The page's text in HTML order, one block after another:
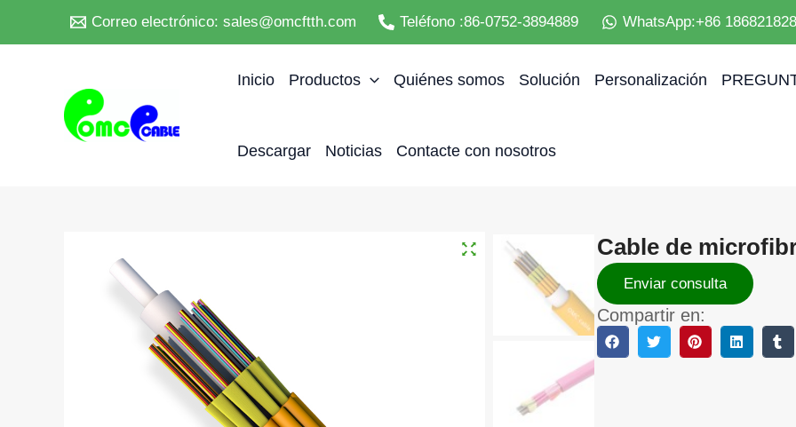
Correo electrónico: sales@omcftth.com Teléfono :86-0752-3894889 WhatsApp:+86
Inicio Productos Quiénes somos Solución Personalización
Descargar Noticias Contacte con nosotros
Cable de
Enviar consulta
Compartir en: